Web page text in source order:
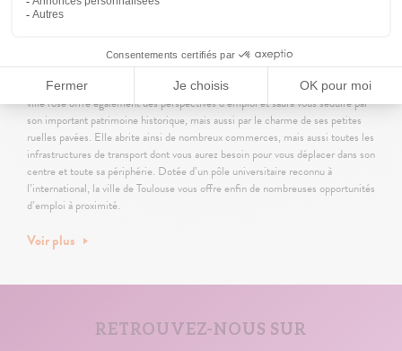
Maisons individuelles neuves à Toulouse (31)
vie ensoleillé, convivial et chaleureux ? Toulouse accueille votre projet
immobilier au sein d’un duplex neuf et personnalisable. Toulouse est la
quatrième ville économique de France. Connue pour son pôle aéronautique, la
ville rose offre également des perspectives d’emploi et saura vous séduire par
son important patrimoine historique, mais aussi par le charme de ses petites
ruelles pavées. Elle abrite ainsi de nombreux commerces, mais aussi toutes les
infrastructures de transport dont vous aurez besoin pour vous déplacer dans son
centre et toute sa périphérie. Dotée d’un pôle universitaire reconnu à
l’international, la ville de Toulouse vous offre enfin de nombreuses opportunités
d’emploi à proximité.
Vous rêvez d’un nouveau départ et de partir vivre à Toulouse ? Votre promoteur
Voir plus
RETROUVEZ-NOUS SUR